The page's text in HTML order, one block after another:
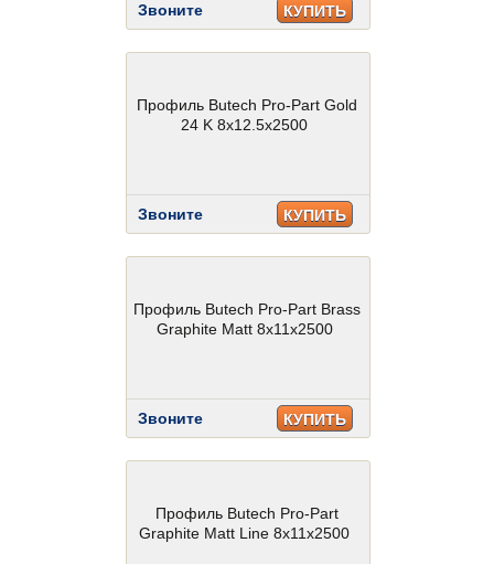
Звоните КУПИТЬ
Профиль Butech Pro-Part Gold
24 K 8х12.5х2500
Звоните КУПИТЬ
Профиль Butech Pro-Part Brass
Graphite Matt 8x11x2500
Звоните КУПИТЬ
Профиль Butech Pro-Part
Graphite Matt Line 8x11x2500